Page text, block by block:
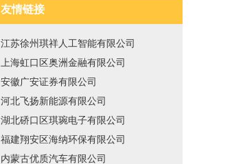
友情链接
江苏徐州琪祥人工智能有限公司
上海虹口区奥洲金融有限公司
安徽广安证券有限公司
河北飞扬新能源有限公司
湖北硚口区琪琬电子有限公司
福建翔安区海纳环保有限公司
内蒙古优质汽车有限公司